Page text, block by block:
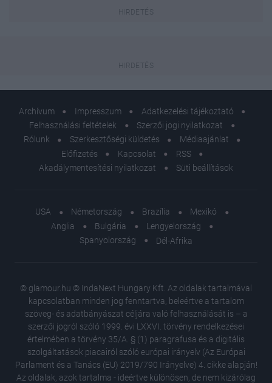
Archívum Impresszum
Adatkezelési tájékoztató
Felhasználási feltételek
Szerzői jogi nyilatkozat
Rólunk
Szerkesztőségi küldetés
Médiaajánlat
Előfizetés
Kapcsolat
RSS
Akadálymentesítési nyilatkozat
Süti beállítások
USA Németország Brazília
Mexikó
Anglia
Bulgária
Lengyelország
Spanyolország
Dél-Afrika
© glamour.hu © IndaNext Hungary Kft. Az oldalak tartalmával
kapcsolatban minden jog fenntartva, beleértve a tartalom
szöveg- és adatbányászat céljára való felhasználását is – a
szerzői jogról szóló 1999. évi LXXVI. törvény rendelkezései
értelmében a törvény 35/A. § (1) paragrafusa és a digitális
szolgáltatások piacairól szóló európai irányelv (Az Európai
Parlament és a Tanács (EU) 2019/790 Irányelve) 4. cikke alapján!
Az oldalak, azok tartalma - ideértve különösen, de nem kizárólag